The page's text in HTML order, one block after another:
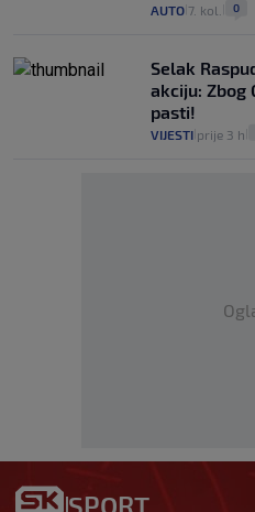
AUTO 7. kol. 0
Selak
akciju: Zbog
pasti!
VIJESTI prije 3 h
SPORT